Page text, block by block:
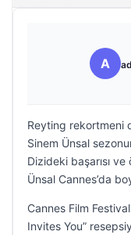
A
Reyting rekortmeni
Sinem Ünsal
Dizideki başarısı
Ünsal Cannes’da
Cannes Film
Invites You”